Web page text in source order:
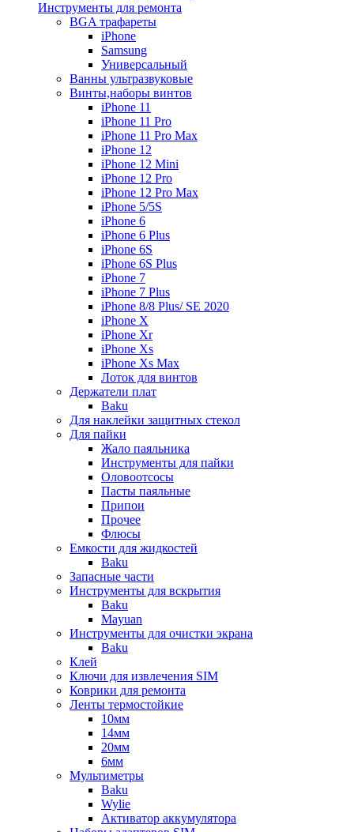
Инструменты для ремонта
BGA трафареты
iPhone
Samsung
Универсальный
Ванны ультразвуковые
Винты,наборы винтов
iPhone 11
iPhone 11 Pro
iPhone 11 Pro Max
iPhone 12
iPhone 12 Mini
iPhone 12 Pro
iPhone 12 Pro Max
iPhone 5/5S
iPhone 6
iPhone 6 Plus
iPhone 6S
iPhone 6S Plus
iPhone 7
iPhone 7 Plus
iPhone 8/8 Plus/ SE 2020
iPhone X
iPhone Xr
iPhone Xs
iPhone Xs Max
Лоток для винтов
Держатели плат
Baku
Для наклейки защитных стекол
Для пайки
Жало паяльника
Инструменты для пайки
Оловоотсосы
Пасты паяльные
Припои
Прочее
Флюсы
Емкости для жидкостей
Baku
Запасные части
Инструменты для вскрытия
Baku
Mayuan
Инструменты для очистки экрана
Baku
Клей
Ключи для извлечения SIM
Коврики для ремонта
Ленты термостойкие
10мм
14мм
20мм
6мм
Мультиметры
Baku
Wylie
Активатор аккумулятора